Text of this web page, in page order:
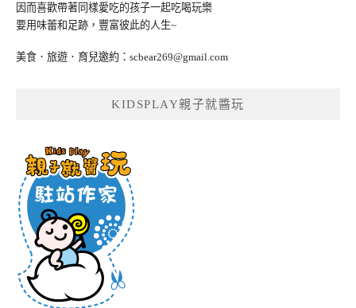
因而喜歡帶著同樣愛吃的孩子一起吃喝玩樂
要用味蕾和足跡，豐富彼此的人生~
美食．旅遊．育兒邀約： scbear269@gmail.com
KIDSPLAY親子就醬玩